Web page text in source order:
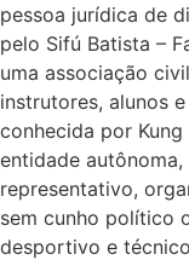
pessoa jurídica de
pelo Sifú Batista –
uma associação
instrutores, alunos
conhecida por
entidade
representativo,
sem cunho político
desportivo e